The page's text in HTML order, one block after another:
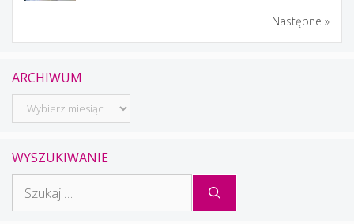
Następne »
ARCHIWUM
Archiwum
WYSZUKIWANIE